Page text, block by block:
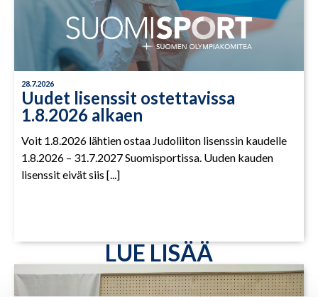
28.7.2026
Uudet lisenssit ostettavissa
1.8.2026 alkaen
Voit 1.8.2026 lähtien ostaa Judoliiton lisenssin kaudelle
1.8.2026 – 31.7.2027 Suomisportissa. Uuden kauden
lisenssit eivät siis [...]
LUE LISÄÄ